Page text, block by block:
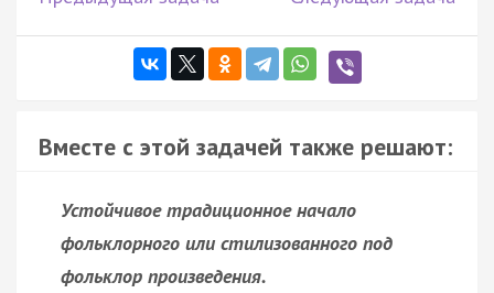
Вместе с этой задачей также решают:
Устойчивое традиционное начало
фольклорного или стилизованного под
фольклор произведения.